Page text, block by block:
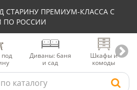
СТАРИНУ ПРЕМИУМ-КЛАССА С
ПО РОССИИ
Диваны: баня
и сад
Шкафы и
комоды